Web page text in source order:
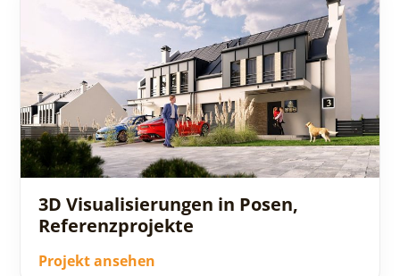
3D Visualisierungen in Posen,
Referenzprojekte
Projekt ansehen